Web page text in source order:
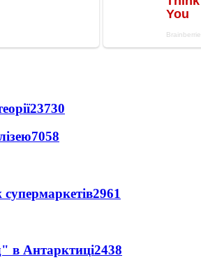
23730
7058
2961
в Антарктиці2438